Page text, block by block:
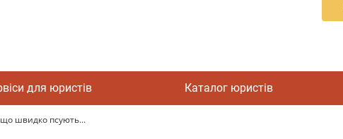
для юристів Каталог юристів
що швидко псують...